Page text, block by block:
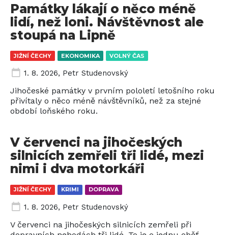
JIŽNÍ ČECHY EKONOMIKA VOLNÝ ČAS
Památky lákají o něco méně
lidí, než loni. Návštěvnost ale
stoupá na Lipně
1. 8. 2026, Petr Studenovský
Jihočeské památky v prvním pololetí letošního roku
přivítaly o něco méně návštěvníků, než za stejné
období loňského roku.
JIŽNÍ ČECHY KRIMI DOPRAVA
V červenci na jihočeských
silnicích zemřeli tři lidé, mezi
nimi i dva motorkáři
1. 8. 2026, Petr Studenovský
V červenci na jihočeských silnicích zemřeli při